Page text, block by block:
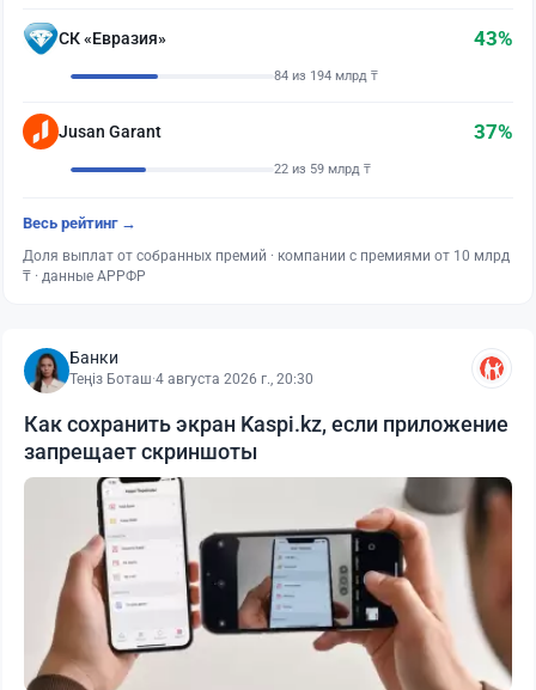
СК «Евразия» 43%
84 из 194 млрд ₸
Jusan Garant 37%
22 из 59 млрд ₸
Весь рейтинг →
Доля выплат от собранных премий · компании с премиями от 10 млрд
₸ · данные АРРФР
Банки
Теңіз Боташ·4 августа 2026 г., 20:30
Как сохранить экран Kaspi.kz, если приложение
запрещает скриншоты